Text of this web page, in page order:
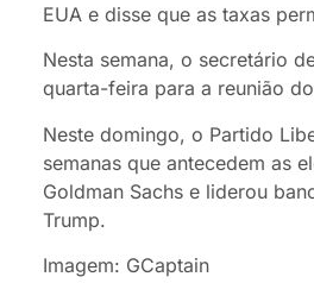
EUA e disse que as taxas
Nesta semana, o secretário
quarta-feira para a reunião
Neste domingo, o Partido
semanas que antecedem as
Goldman Sachs e liderou
Trump.
Imagem: GCaptain